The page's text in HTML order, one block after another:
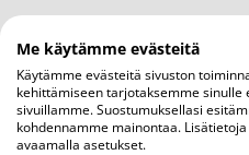
Me käytämme evästeitä
Käytämme evästeitä sivuston
kehittämiseen tarjotaksemme sinulle
sivuillamme. Suostumuksellasi
kohdennamme mainontaa.
avaamalla asetukset.